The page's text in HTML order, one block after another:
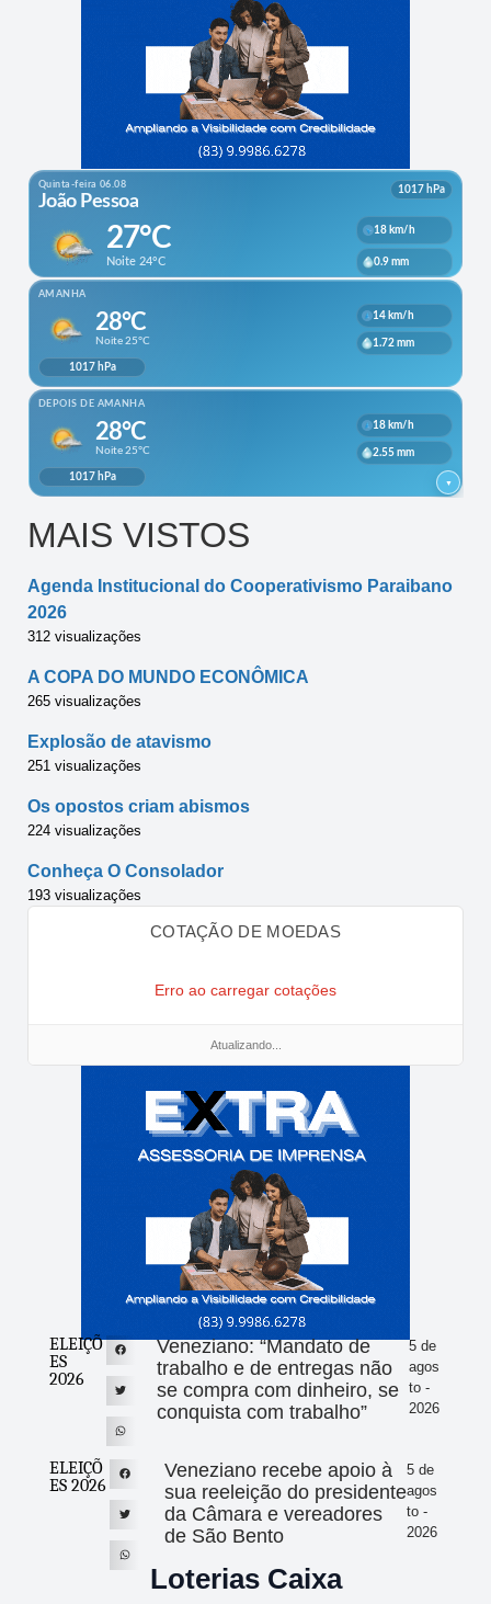
MAIS VISTOS
Agenda Institucional do Cooperativismo Paraibano
2026
312 visualizações
A COPA DO MUNDO ECONÔMICA
265 visualizações
Explosão de atavismo
251 visualizações
Os opostos criam abismos
224 visualizações
Conheça O Consolador
193 visualizações
COTAÇÃO DE MOEDAS
Erro ao carregar cotações
Atualizando...
ELEIÇÕ
ES
2026
Veneziano: “Mandato de
trabalho e de entregas não
se compra com dinheiro, se
conquista com trabalho”
5 de
agos
to -
2026
ELEIÇÕ
ES 2026
Veneziano recebe apoio à
sua reeleição do presidente
da Câmara e vereadores
de São Bento
5 de
agos
to -
2026
Loterias Caixa